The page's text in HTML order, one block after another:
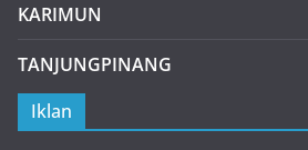
KARIMUN
TANJUNGPINANG
Iklan